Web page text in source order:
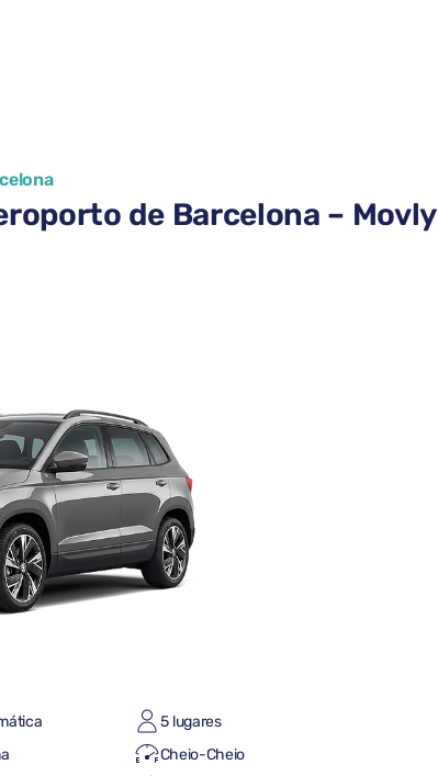
de Barcelona – Movly
5 lugares
Cheio-Cheio